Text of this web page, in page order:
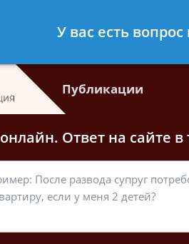
юрист, специалист по
Публикации
Ответ на сайте
У вас есть вопрос